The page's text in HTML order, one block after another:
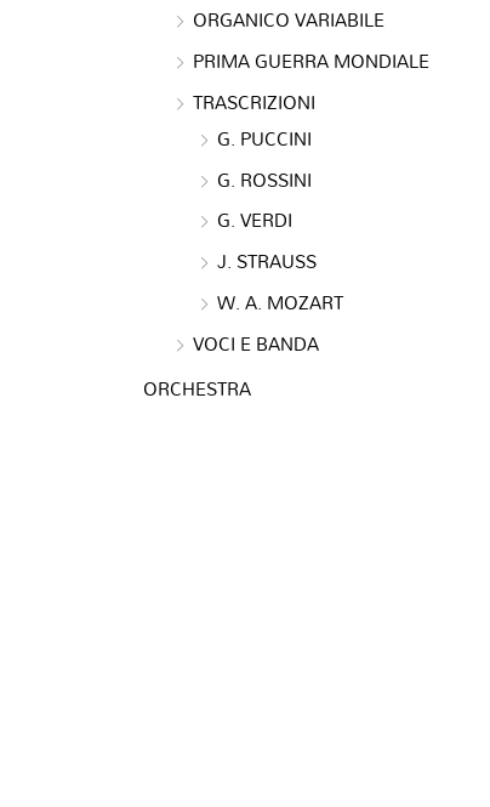
ORGANICO VARIABILE
PRIMA GUERRA MONDIALE
TRASCRIZIONI
G. PUCCINI
G. ROSSINI
G. VERDI
J. STRAUSS
W. A. MOZART
VOCI E BANDA
ORCHESTRA